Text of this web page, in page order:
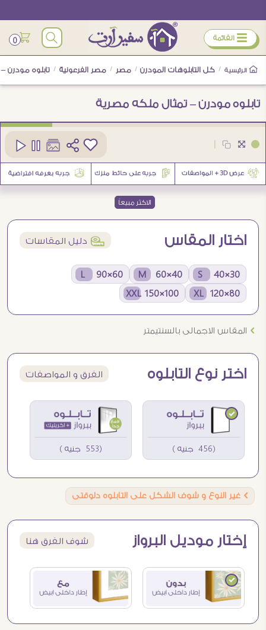
ÿ القائمة 0
الرئيسية / كل التابلوهات المودرن / مصر / مصر الفرعونية / تابلوه مودرن
تابلوه مودرن – تمثال ملكه مصرية
الاكثر مبيعاً
اختار المقاس í دليل المقاسات
30×40 S
40×60 M
60×90 L
80×120 XL
100×150 XXL
Ö المقاس الاجمالى بالسنتيمتر
اختر نوع التابلوه الفرق و المواصفات
(456 جنيه ) (553 جنيه )
Ö غير النوع و شوف الشكل على التابلوه دلوقتى
إختار موديل البرواز شوف الفرق هنا